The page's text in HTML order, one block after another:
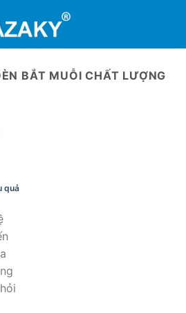
BẮT MUỖI CHẤT LƯỢNG
quả